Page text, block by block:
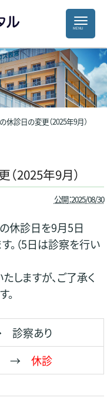
診日の変更（2025年9月）
2025年9月）
公開：2025/08/30
休診日を9月5日
。（5日は診察を行い
しますが、ご了承く
。
察あり
→ 休診